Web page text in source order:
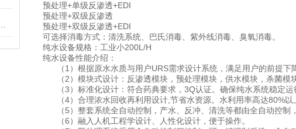
预处理+单级反渗透+EDI
预处理+双级反渗透
预处理+双级反渗透+EDI
可选择消毒方式：清洗系统、巴氏消毒、紫外线消毒、臭氧消毒。
纯水设备规格：工业小200L/H
纯水设备性能介绍：
（1）根据原水水质与用户URS需求设计系统，满足用户的前提下
（2）模块式设计：反渗透模块，预处理模块，供水模块，杀菌模
（3）标准化设计：符合药典要求，3Q认证。确保纯水系统稳定运
（4）合理浓水回收再利用设计,节省水资源。水利用率高达80%以
（5）整套系统全自动控制，产水、反冲、清洗等都由全自动控制
（6）融入人机工程学设计、人性化设计，便于操作。